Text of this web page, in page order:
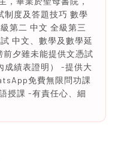
制度及答題技巧 數學
第二 中文 全級第三
中文、數學及數學延
夕雖未能提供文憑試
成績表證明） -提供大
免費無限問功課
授課 -有責任心、細